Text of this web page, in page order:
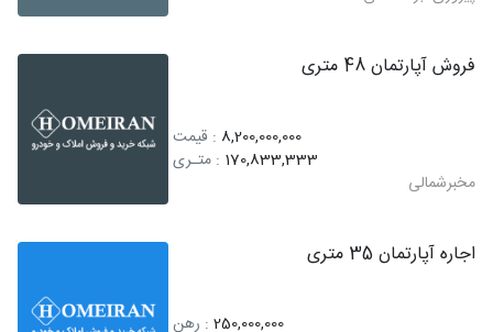
فروش آپارتمان 48 متری
8,200,000,000 : قیمت
170,833,333 : متـری
مخبرشمالی
اجاره آپارتمان 35 متری
250,000,000 : رهن